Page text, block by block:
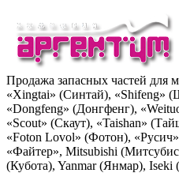
Продажа запасных частей для
«Xingtai» (Синтай), «Shifeng»
«Dongfeng» (Донгфенг),
«Scout» (Скаут), «Taishan»
«Foton Lovol» (Фотон),
«Файтер», Mitsubishi
(Кубота), Yanmar (Янмар), Iseki